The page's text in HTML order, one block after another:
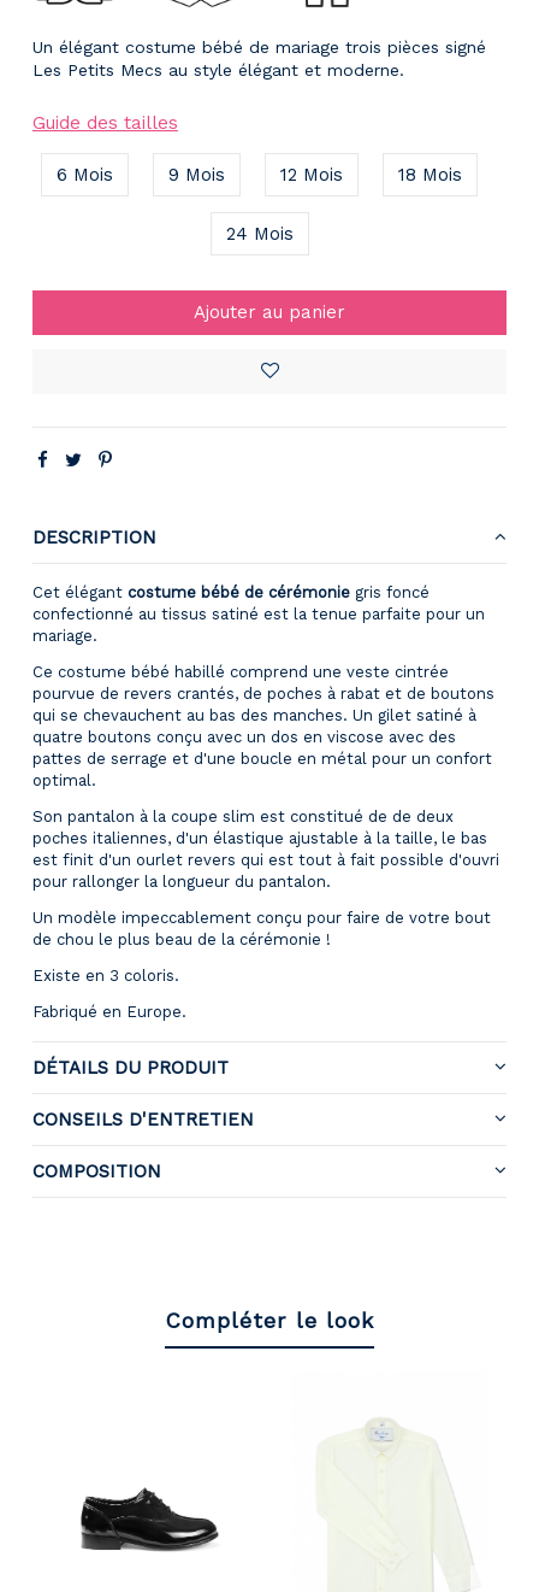
Un élégant costume bébé de mariage trois pièces signé
Les Petits Mecs au style élégant et moderne.
Guide des tailles
6 Mois 9 Mois 12 Mois 18 Mois
24 Mois
Ajouter au panier
DESCRIPTION
Cet élégant costume bébé de cérémoniegris foncé
confectionné au tissus satiné est la tenue parfaite pour un
mariage.
Ce costume bébé habillé comprend une veste cintrée
pourvue de revers crantés, de poches à rabat et de boutons
qui se chevauchent au bas des manches. Un gilet satiné à
quatre boutons conçu avec un dos en viscose avec des
pattes de serrage et d'une boucle en métal pour un confort
optimal.
Son pantalon à la coupe slim est constitué de de deux
poches italiennes, d'un élastique ajustable à la taille, le bas
est finit d'un ourlet revers qui est tout à fait possible d'ouvri
pour rallonger la longueur du pantalon.
Un modèle impeccablement conçu pour faire de votre bout
de chou le plus beau de la cérémonie !
Existe en 3 coloris.
Fabriqué en Europe.
DÉTAILS DU PRODUIT
CONSEILS D'ENTRETIEN
COMPOSITION
Compléter le look